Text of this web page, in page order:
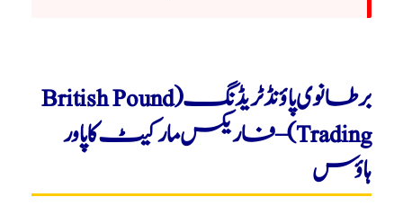
برطانوی پاؤنڈ ٹریڈنگ (British Pound
Trading) – فاریکس مارکیٹ کا پاور
ہاؤس